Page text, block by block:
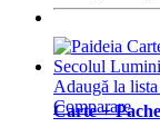
Adaugă la
Comparare
Carte +